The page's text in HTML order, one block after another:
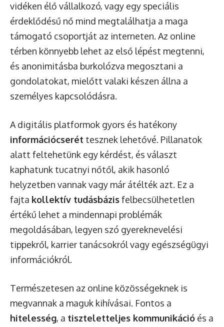
vidéken élő vállalkozó, vagy egy speciális
érdeklődésű nő mind megtalálhatja a maga
támogató csoportját az interneten. Az online
térben könnyebb lehet az első lépést megtenni,
és anonimitásba burkolózva megosztani a
gondolatokat, mielőtt valaki készen állna a
személyes kapcsolódásra.
A digitális platformok gyors és hatékony
információcserét tesznek lehetővé. Pillanatok
alatt feltehetünk egy kérdést, és választ
kaphatunk tucatnyi nőtől, akik hasonló
helyzetben vannak vagy már átélték azt. Ez a
fajta kollektív tudásbázisfelbecsülhetetlen
értékű lehet a mindennapi problémák
megoldásában, legyen szó gyereknevelési
tippekről, karrier tanácsokról vagy egészségügyi
információkról.
Természetesen az online közösségeknek is
megvannak a maguk kihívásai. Fontos a
hitelesség, a tiszteletteljes kommunikáció és a